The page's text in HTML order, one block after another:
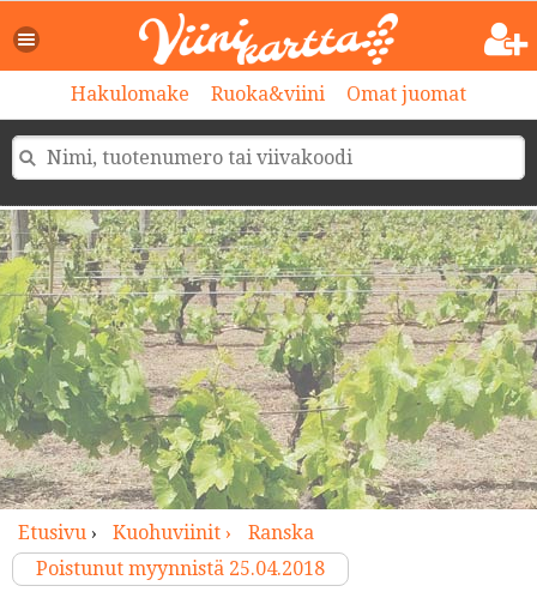
Hakulomake Ruoka&viini Omat juomat
Etusivu› Kuohuviinit ›
Ranska
Poistunut myynnistä 25.04.2018